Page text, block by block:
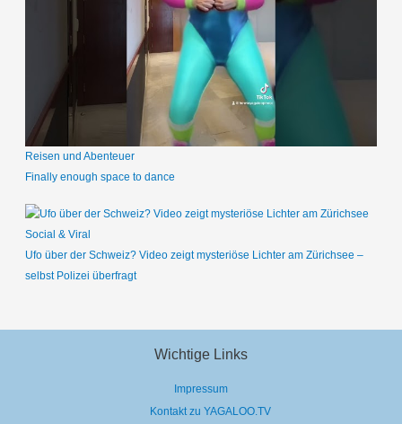
Reisen und Abenteuer
Finally enough space to dance
Social & Viral
Ufo über der Schweiz? Video zeigt mysteriöse Lichter am Zürichsee –
selbst Polizei überfragt
Wichtige Links
Impressum
Kontakt zu YAGALOO.TV